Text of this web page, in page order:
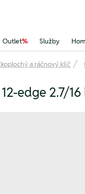
Outlet% Služby
a ráčnový klíč
edge 2.7/